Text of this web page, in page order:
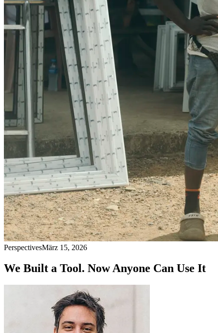
PerspectivesMärz 15, 2026
We Built a Tool. Now Anyone Can Use It